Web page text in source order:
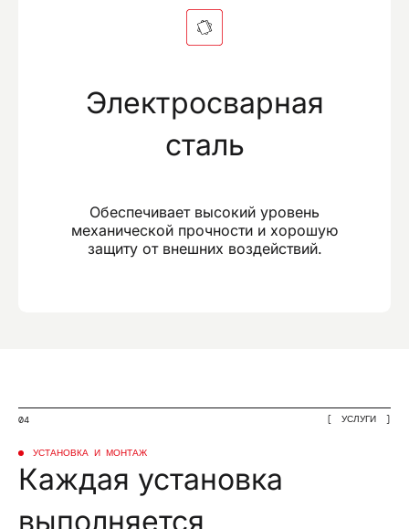
Электросварная
сталь
Обеспечивает высокий уровень
механической прочности и хорошую
защиту от внешних воздействий.
04 УСЛУГИ
УСТАНОВКА И МОНТАЖ
Каждая установка
выполняется